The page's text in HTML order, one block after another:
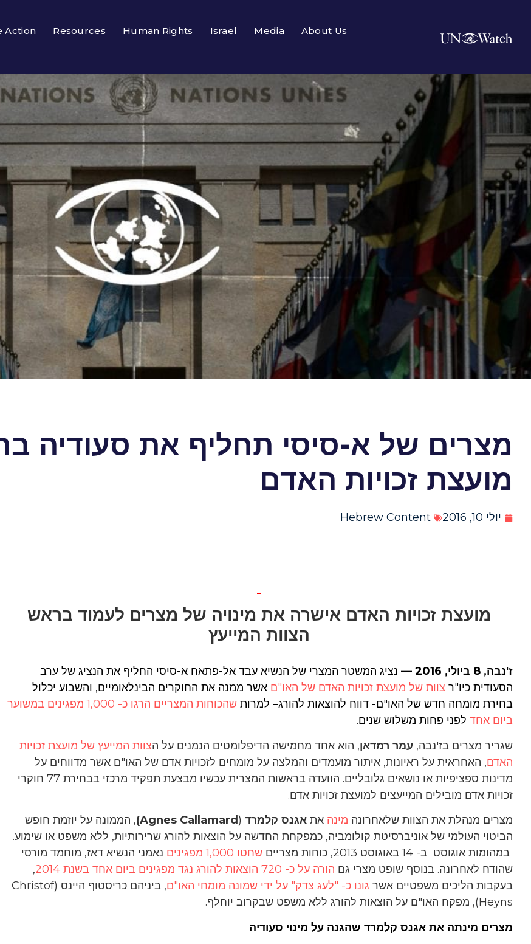
About Us
Media
Israel
Human Rights
Resources
Action
מצרים של א-סיסי תחליף את סעודיה
מועצת זכויות האדם
יולי 10, 2016 Hebrew Content
מועצת זכויות האדם אישרה את מינויה של מצרים לעמוד בראש
הצוות המייעץ
ז'נבה, 8 ביולי, 2016 —
נציג המשטר המצרי של הנשיא עבד אל-פתאח א-סיסי החליף את הנציג של ערב
הסעודית כיו"ר צוות של מועצת זכויות האדם של האו"ם אשר ממנה את החוקרים הבינלאומיים, והשבוע יכלול
בחירת מומחה חדש של האו"ם- דווח להוצאות להורג– למרות
שהכוחות המצריים הרגו כ- 1,000 מפגינים במשוער
ביום אחד לפני פחות משלוש שנים.
שגריר מצרים בז'נבה, עמר רמדאן, הוא אחד מחמישה הדיפלומטים הנמנים על הצוות המייעץ של מועצת זכויות
האדם, האחראית על ראיונות, איתור מועמדים והמלצה על מומחים לזכויות אדם של האו"ם אשר מדווחים על
מדינות ספציפיות או נושאים גלובליים. הוועדה בראשות המצרית עכשיו מבצעת תפקיד מרכזי בבחירת 77 חוקרי
זכויות אדם מובילים המייעצים למועצת זכויות אדם.
מצרים מנהלת את הצוות שלאחרונה מינה את אגנס קלמרד (
Agnes Callamard) , הממונה על יוזמת חופש
הביטוי העולמי של אוניברסיטת קולומביה, כמפקחת החדשה על הוצאות להורג שרירותיות, ללא משפט או שימוע.
במהומות אוגוסט ב- 14 באוגוסט 2013, כוחות מצריים
שחטו 1,000 מפגינים
נאמני הנשיא דאז, מוחמד מורסי
שהודח לאחרונה. בנוסף שופט מצרי גם הורה על כ- 720 הוצאות להורג נגד מפגינים ביום אחד בשנת 2014
,
בעקבות הליכים משפטיים אשר גונו כ- "לעג צדק" על ידי שמונה מומחי האו"ם
, ביניהם כריסטוף היינס (Christof
Heyns), מפקח האו"ם על הוצאות להורג ללא משפט שבקרוב יוחלף.
מצרים מינתה את אגנס קלמרד שהגנה על מינוי סעודיה